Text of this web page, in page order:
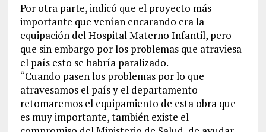
Por otra parte, indicó que el proyecto más
importante que venían encarando era la
equipación del Hospital Materno Infantil, pero
que sin embargo por los problemas que atraviesa
el país esto se habría paralizado.
“Cuando pasen los problemas por lo que
atravesamos el país y el departamento
retomaremos el equipamiento de esta obra que
es muy importante, también existe el